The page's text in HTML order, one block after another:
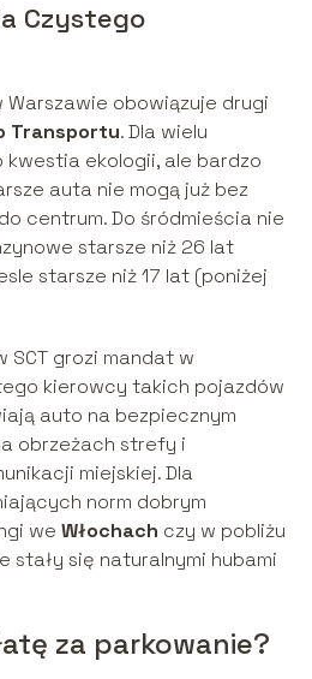
Czystego
Warszawie obowiązuje drugi
Transportu. Dla wielu
ekologii, ale bardzo
auta nie mogą już bez
centrum. Do śródmieścia nie
starsze niż 26 lat
starsze niż 17 lat (poniżej
SCT grozi mandat w
kierowcy takich pojazdów
auto na bezpiecznym
obrzeżach strefy i
miejskiej. Dla
norm dobrym
we Włochach czy w pobliżu
stały się naturalnymi hubami
za parkowanie?